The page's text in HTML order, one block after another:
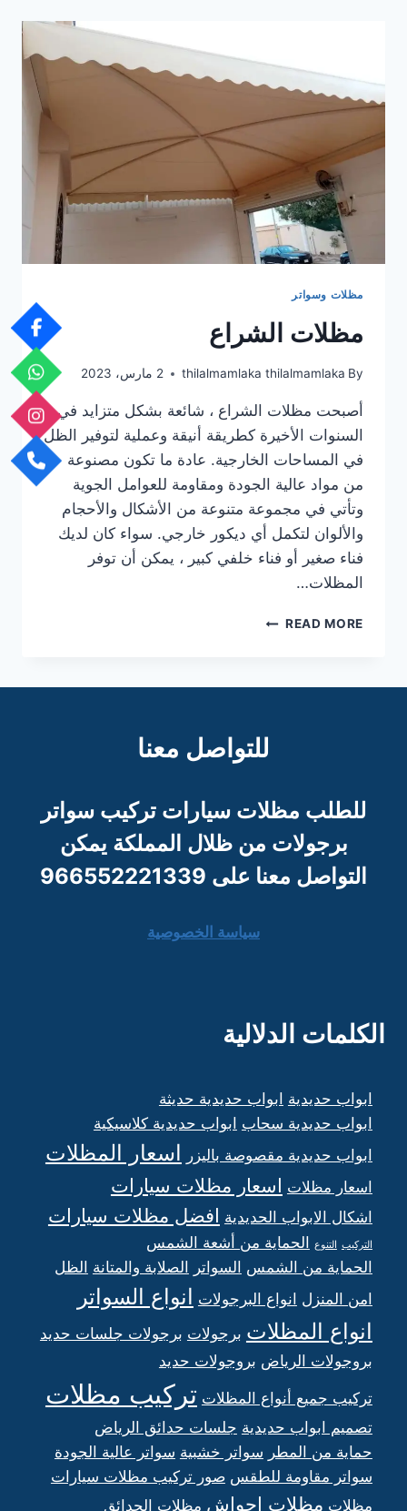
مظلات وسواتر
مظلات الشراع
By
thilalmamlaka thilalmamlaka 2 مارس، 2023
أصبحت مظلات الشراع ، شائعة بشكل متزايد في
السنوات الأخيرة كطريقة أنيقة وعملية لتوفير الظل
في المساحات الخارجية. عادة ما تكون مصنوعة
من مواد عالية الجودة ومقاومة للعوامل الجوية
وتأتي في مجموعة متنوعة من الأشكال والأحجام
والألوان لتكمل أي ديكور خارجي. سواء كان لديك
فناء صغير أو فناء خلفي كبير ، يمكن أن توفر
المظلات…
READ MOREمظلات
للتواصل معنا
للطلب مظلات سيارات تركيب سواتر
برجولات من ظلال المملكة يمكن
التواصل معنا على 966552221339
سياسة الخصوصية
الكلمات الدلالية
ابواب حديدية ابواب حديدية حديثة
ابواب حديدية سحاب ابواب حديدية كلاسيكية
ابواب حديدية مقصوصة باليزر اسعار المظلات
اسعار مظلات اسعار مظلات سيارات
اشكال الابواب الحديدية افضل مظلات سيارات
التركيب التنوع الحماية من أشعة الشمس
الحماية من الشمس السواتر الصلابة والمتانة الظل
امن المنزل انواع البرجولات انواع السواتر
انواع المظلات برجولات برجولات جلسات حديد
بروجولات الرياض بروجولات حديد
تركيب جميع أنواع المظلات تركيب مظلات
تصميم ابواب حديدية جلسات حدائق الرياض
حماية من المطر سواتر خشبية سواتر عالية الجودة
سواتر مقاومة للطقس صور تركيب مظلات سيارات
مظلات مظلات احواش مظلات الحدائق